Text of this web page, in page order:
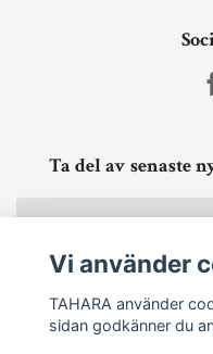
Ta del av senaste
Vi använder
TAHARA använder
sidan godkänner du